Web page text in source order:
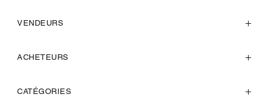
VENDEURS
ACHETEURS
CATÉGORIES